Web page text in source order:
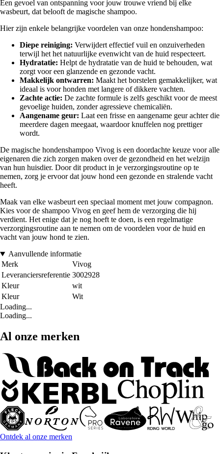
Een gevoel van ontspanning voor jouw trouwe vriend bij elke
wasbeurt, dat belooft de magische shampoo.
Hier zijn enkele belangrijke voordelen van onze hondenshampoo:
Diepe reiniging: Verwijdert effectief vuil en onzuiverheden
terwijl het het natuurlijke evenwicht van de huid respecteert.
Hydratatie: Helpt de hydratatie van de huid te behouden, wat
zorgt voor een glanzende en gezonde vacht.
Makkelijk ontwarren: Maakt het borstelen gemakkelijker, wat
ideaal is voor honden met langere of dikkere vachten.
Zachte actie: De zachte formule is zelfs geschikt voor de meest
gevoelige huiden, zonder agressieve chemicaliën.
Aangename geur: Laat een frisse en aangename geur achter die
meerdere dagen meegaat, waardoor knuffelen nog prettiger
wordt.
De magische hondenshampoo Vivog is een doordachte keuze voor alle
eigenaren die zich zorgen maken over de gezondheid en het welzijn
van hun huisdier. Door dit product in je verzorgingsroutine op te
nemen, zorg je ervoor dat jouw hond een gezonde en stralende vacht
heeft.
Maak van elke wasbeurt een speciaal moment met jouw compagnon.
Kies voor de shampoo Vivog en geef hem de verzorging die hij
verdient. Het enige dat je nog hoeft te doen, is een regelmatige
verzorgingsroutine aan te nemen om de voordelen voor de huid en
vacht van jouw hond te zien.
Aanvullende informatie
Merk
Vivog
Leveranciersreferentie 3002928
Kleur
wit
Kleur
Wit
Loading...
Loading...
Al onze merken
Ontdek al onze merken